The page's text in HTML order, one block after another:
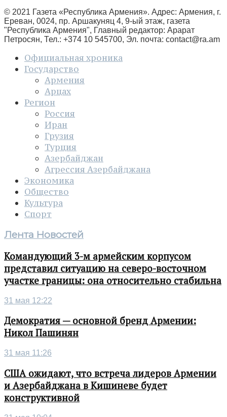
© 2021 Газета «Республика Армения». Адрес: Армения, г.
Ереван, 0024, пр. Аршакуняц 4, 9-ый этаж, газета
"Республика Армения", Главный редактор: Арарат
Петросян, Тел.: +374 10 545700, Эл. почта: contact@ra.am
Официальная хроника
Государство
Армения
Арцах
Регион
Россия
Иран
Грузия
Турция
Азербайджан
Агрессия Азербайджана
Экономика
Общество
Культура
Спорт
Лента Новостей
Командующий 3-м армейским корпусом
представил ситуацию на северо-восточном
участке границы: она относительно стабильна
31 мая 12:22
Демократия — основной бренд Армении:
Никол Пашинян
31 мая 11:26
США ожидают, что встреча лидеров Армении
и Азербайджана в Кишиневе будет
конструктивной